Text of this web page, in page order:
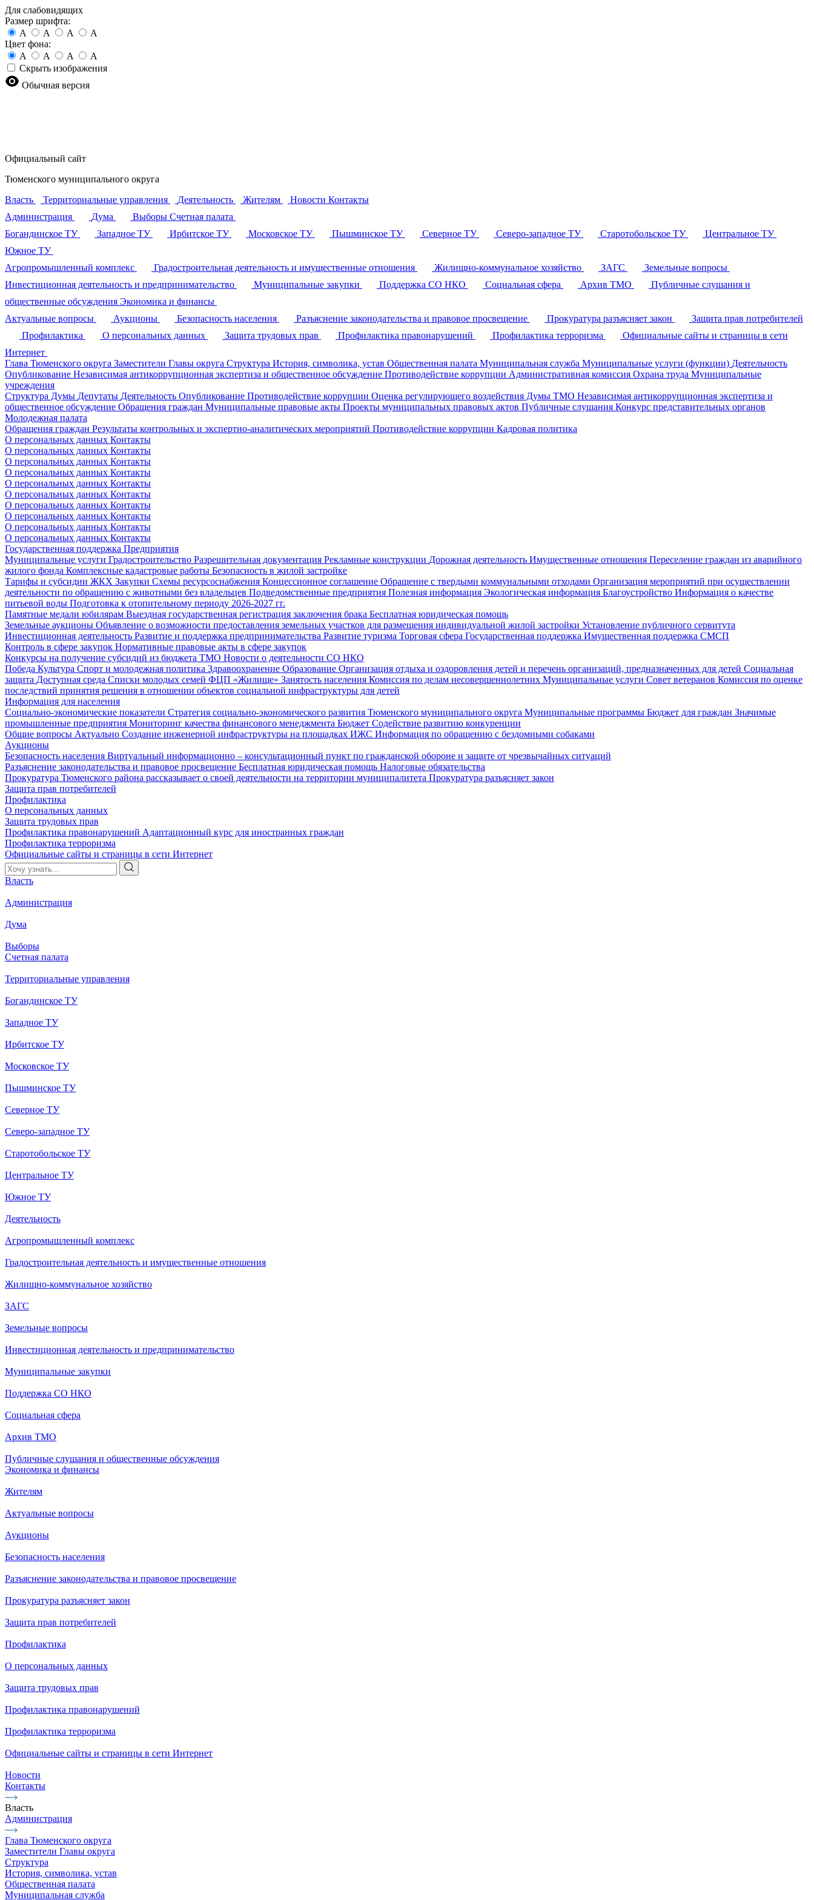
Для слабовидящих
Размер шрифта:
A
A A
A
Цвет фона:
A
A A
A
Скрыть изображения
Обычная версия
Официальный сайт
Тюменского муниципального округа
Власть
Территориальные управления Деятельность Жителям Новости Контакты
Администрация
Дума Выборы Счетная палата
Богандинское ТУ
Западное ТУ Ирбитское ТУ Московское ТУ Пышминское ТУ Северное ТУ Северо-западное ТУ Старотобольское ТУ
Центральное ТУ
Южное ТУ
Агропромышленный комплекс
Градостроительная деятельность и имущественные отношения Жилищно-коммунальное хозяйство ЗАГС
Земельные вопросы
Инвестиционная деятельность и предпринимательство
Муниципальные закупки Поддержка СО НКО Социальная сфера Архив ТМО
Публичные слушания и
общественные обсуждения Экономика и финансы
Актуальные вопросы
Аукционы Безопасность населения Разъяснение законодательства и правовое просвещение Прокуратура разъясняет закон
Защита прав потребителей
Профилактика
О персональных данных Защита трудовых прав Профилактика правонарушений Профилактика терроризма
Официальные сайты и страницы в сети
Интернет
Глава Тюменского округа Заместители Главы округа Структура История, символика, устав Общественная палата Муниципальная служба Муниципальные услуги (функции) Деятельность
Опубликование Независимая антикоррупционная экспертиза и общественное обсуждение Противодействие коррупции Административная комиссия Охрана труда Муниципальные
учреждения
Структура Думы Депутаты Деятельность Опубликование Противодействие коррупции Оценка регулирующего воздействия Думы ТМО Независимая антикоррупционная экспертиза и
общественное обсуждение Обращения граждан Муниципальные правовые акты Проекты муниципальных правовых актов Публичные слушания Конкурс представительных органов
Молодежная палата
Обращения граждан Результаты контрольных и экспертно-аналитических мероприятий Противодействие коррупции Кадровая политика
О персональных данных Контакты
О персональных данных Контакты
О персональных данных Контакты
О персональных данных Контакты
О персональных данных Контакты
О персональных данных Контакты
О персональных данных Контакты
О персональных данных Контакты
О персональных данных Контакты
О персональных данных Контакты
Государственная поддержка Предприятия
Муниципальные услуги Градостроительство Разрешительная документация Рекламные конструкции Дорожная деятельность Имущественные отношения Переселение граждан из аварийного
жилого фонда Комплексные кадастровые работы Безопасность в жилой застройке
Тарифы и субсидии ЖКХ Закупки Схемы ресурсоснабжения Концессионное соглашение Обращение с твердыми коммунальными отходами Организация мероприятий при осуществлении
деятельности по обращению с животными без владельцев Подведомственные предприятия Полезная информация Экологическая информация Благоустройство Информация о качестве
питьевой воды Подготовка к отопительному периоду 2026-2027 гг.
Памятные медали юбилярам Выездная государственная регистрация заключения брака Бесплатная юридическая помощь
Земельные аукционы Объявление о возможности предоставления земельных участков для размещения индивидуальной жилой застройки Установление публичного сервитута
Инвестиционная деятельность Развитие и поддержка предпринимательства Развитие туризма Торговая сфера Государственная поддержка Имущественная поддержка СМСП
Контроль в сфере закупок Нормативные правовые акты в сфере закупок
Конкурсы на получение субсидий из бюджета ТМО Новости о деятельности СО НКО
Победа Культура Спорт и молодежная политика Здравоохранение Образование Организация отдыха и оздоровления детей и перечень организаций, предназначенных для детей Социальная
защита Доступная среда Списки молодых семей ФЦП «Жилище» Занятость населения Комиссия по делам несовершеннолетних Муниципальные услуги Совет ветеранов Комиссия по оценке
последствий принятия решения в отношении объектов социальной инфраструктуры для детей
Информация для населения
Социально-экономические показатели Стратегия социально-экономического развития Тюменского муниципального округа Муниципальные программы Бюджет для граждан Значимые
промышленные предприятия Мониторинг качества финансового менеджмента Бюджет Содействие развитию конкуренции
Общие вопросы Актуально Создание инженерной инфраструктуры на площадках ИЖС Информация по обращению с бездомными собаками
Аукционы
Безопасность населения Виртуальный информационно – консультационный пункт по гражданской обороне и защите от чрезвычайных ситуаций
Разъяснение законодательства и правовое просвещение Бесплатная юридическая помощь Налоговые обязательства
Прокуратура Тюменского района рассказывает о своей деятельности на территории муниципалитета Прокуратура разъясняет закон
Защита прав потребителей
Профилактика
О персональных данных
Защита трудовых прав
Профилактика правонарушений Адаптационный курс для иностранных граждан
Профилактика терроризма
Официальные сайты и страницы в сети Интернет
Власть
Администрация
Дума
Выборы
Счетная палата
Территориальные управления
Богандинское ТУ
Западное ТУ
Ирбитское ТУ
Московское ТУ
Пышминское ТУ
Северное ТУ
Северо-западное ТУ
Старотобольское ТУ
Центральное ТУ
Южное ТУ
Деятельность
Агропромышленный комплекс
Градостроительная деятельность и имущественные отношения
Жилищно-коммунальное хозяйство
ЗАГС
Земельные вопросы
Инвестиционная деятельность и предпринимательство
Муниципальные закупки
Поддержка СО НКО
Социальная сфера
Архив ТМО
Публичные слушания и общественные обсуждения
Экономика и финансы
Жителям
Актуальные вопросы
Аукционы
Безопасность населения
Разъяснение законодательства и правовое просвещение
Прокуратура разъясняет закон
Защита прав потребителей
Профилактика
О персональных данных
Защита трудовых прав
Профилактика правонарушений
Профилактика терроризма
Официальные сайты и страницы в сети Интернет
Новости
Контакты
Власть
Администрация
Глава Тюменского округа
Заместители Главы округа
Структура
История, символика, устав
Общественная палата
Муниципальная служба